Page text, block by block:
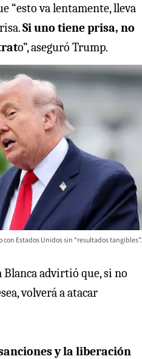
“esto va lentamente, lleva
Si uno tiene prisa, no
o”, aseguró Trump.
Estados Unidos sin “resultados tangibles”.
Blanca advirtió que, si no
volverá a atacar
y la liberación